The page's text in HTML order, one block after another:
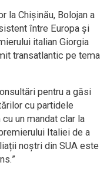
la Chișinău, Bolojan a
între Europa și
italian Giorgia
transatlantic pe tema
pentru a găsi
cu partidele
un mandat clar la
Italiei de a
noștri din SUA este